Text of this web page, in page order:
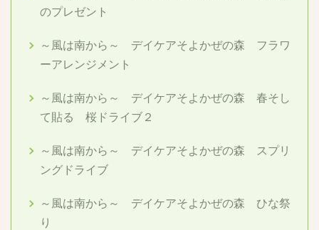
のプレゼント
～風は南から～ デイケアそよかぜの森 フラワ
ーアレンジメント
～風は南から～ デイケアそよかぜの森 春そし
て貼る 桜ドライブ２
～風は南から～ デイケアそよかぜの森 スプリ
ングドライブ
～風は南から～ デイケアそよかぜの森 ひな祭
り